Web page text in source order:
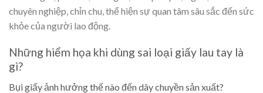
chuyên nghiệp, chỉn chu, thể hiện sự quan tâm sâu sắc đến sức
khỏe của người lao động.
Những hiểm họa khi dùng sai loại giấy lau tay là
gì?
Bụi giấy ảnh hưởng thế nào đến dây chuyền sản xuất?